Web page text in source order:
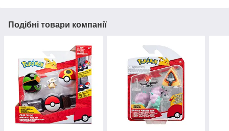
Подібні товари компанії